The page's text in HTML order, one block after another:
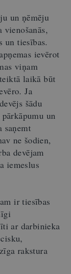
un ņēmēju
vienošanās,
un tiesības.
ievērot
viņam
laikā būt
Ja
šādu
un
saņemt
ne šodien,
devējam
iemeslus
ir tiesības
ar darbinieka
rakstura